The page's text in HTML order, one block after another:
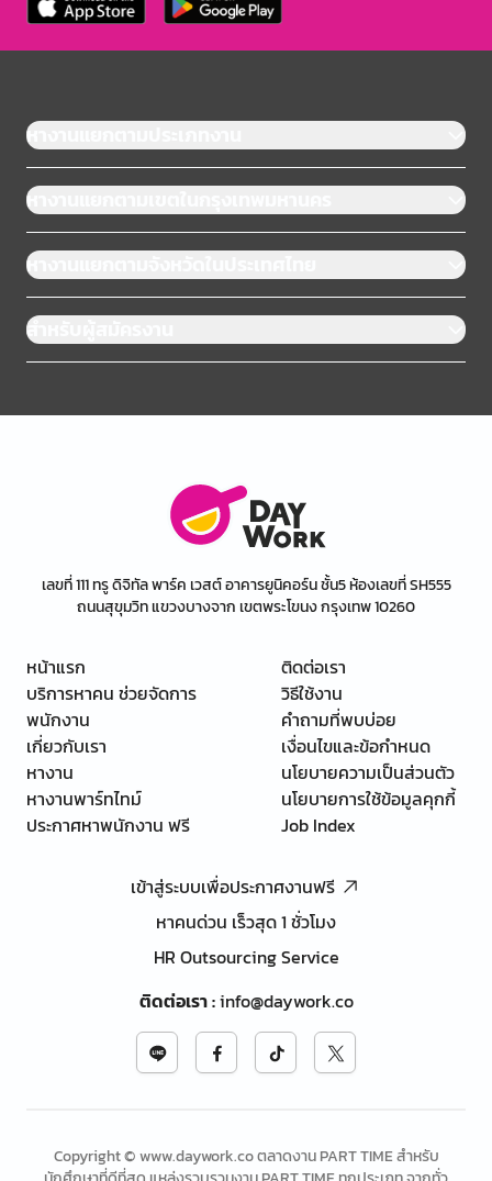
หางานแยกตามประเภทงาน
หางานแยกตามเขตในกรุงเทพมหานคร
หางานแยกตามจังหวัดในประเทศไทย
สำหรับผู้สมัครงาน
เลขที่ 111 ทรู ดิจิทัล พาร์ค เวสต์ อาคารยูนิคอร์น ชั้น5 ห้องเลขที่ SH555
ถนนสุขุมวิท แขวงบางจาก เขตพระโขนง กรุงเทพ 10260
หน้าแรก
บริการหาคน ช่วยจัดการ
พนักงาน
เกี่ยวกับเรา
หางาน
หางานพาร์ทไทม์
ประกาศหาพนักงาน ฟรี
ติดต่อเรา
วิธีใช้งาน
คำถามที่พบบ่อย
เงื่อนไขและข้อกำหนด
นโยบายความเป็นส่วนตัว
นโยบายการใช้ข้อมูลคุกกี้
Job Index
เข้าสู่ระบบเพื่อประกาศงานฟรี
หาคนด่วน เร็วสุด 1 ชั่วโมง
HR Outsourcing Service
ติดต่อเรา:info@daywork.co
Copyright © www.daywork.co ตลาดงาน PART TIME สำหรับ